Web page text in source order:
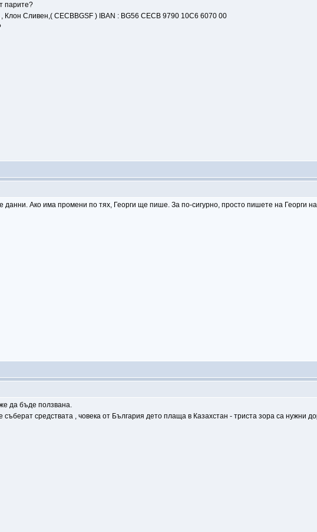
парите?
Клон Сливен,( CECBBGSF ) IBAN : BG56 CECB 9790 10C6 6070 00
данни. Ако има промени по тях, Георги ще пише. За по-сигурно, просто пишете на Георги
да бъде ползвана.
съберат средствата , човека от България дето плаща в Казахстан - триста зора са нужни